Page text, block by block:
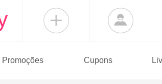
Promoções Cupons